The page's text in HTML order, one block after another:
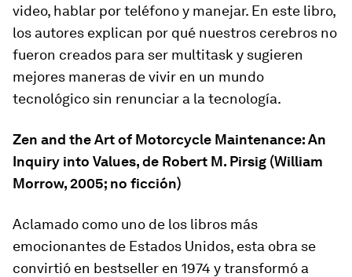
video, hablar por teléfono y manejar. En este libro,
los autores explican por qué nuestros cerebros no
fueron creados para ser multitask y sugieren
mejores maneras de vivir en un mundo
tecnológico sin renunciar a la tecnología.
Zen and the Art of Motorcycle Maintenance: An
Inquiry into Values, de Robert M. Pirsig (William
Morrow, 2005; no ficción)
Aclamado como uno de los libros más
emocionantes de Estados Unidos, esta obra se
convirtió en bestseller en 1974 y transformó a